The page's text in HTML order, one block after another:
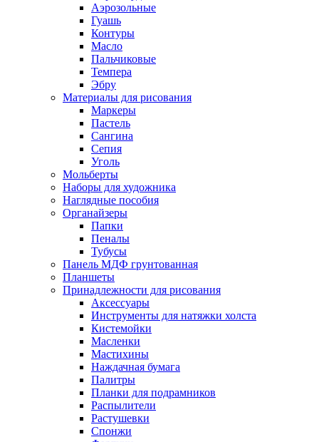
Аэрозольные
Гуашь
Контуры
Масло
Пальчиковые
Темпера
Эбру
Материалы для рисования
Маркеры
Пастель
Сангина
Сепия
Уголь
Мольберты
Наборы для художника
Наглядные пособия
Органайзеры
Папки
Пеналы
Тубусы
Панель МДФ грунтованная
Планшеты
Принадлежности для рисования
Аксессуары
Инструменты для натяжки холста
Кистемойки
Масленки
Мастихины
Наждачная бумага
Палитры
Планки для подрамников
Распылители
Растушевки
Спонжи